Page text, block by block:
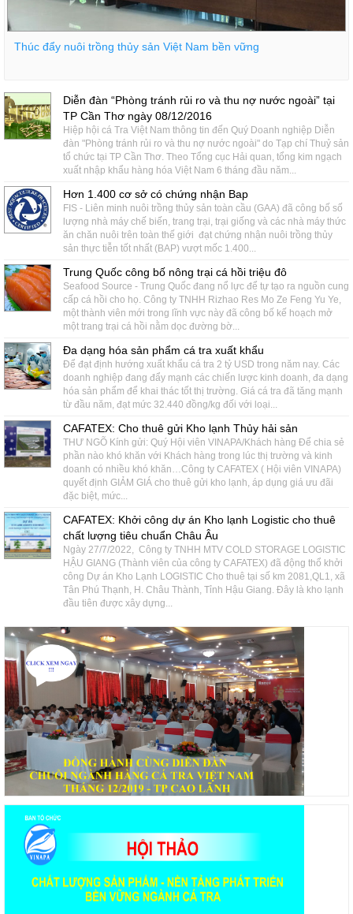
Thúc đẩy nuôi trồng thủy sản Việt Nam bền vững
Diễn đàn “Phòng tránh rủi ro và thu nợ nước ngoài” tại
TP Cần Thơ ngày 08/12/2016
Hiệp hội cá Tra Việt Nam thông tin đến Quý Doanh nghiệp Diễn
đàn "Phòng tránh rủi ro và thu nợ nước ngoài" do Tạp chí Thuỷ sản
tổ chức tại TP Cần Thơ. Theo Tổng cục Hải quan, tổng kim ngạch
xuất nhập khẩu hàng hóa Việt Nam 6 tháng đầu năm...
Hơn 1.400 cơ sở có chứng nhận Bap
FIS - Liên minh nuôi trồng thủy sản toàn cầu (GAA) đã công bố số
lượng nhà máy chế biến, trang trại, trại giống và các nhà máy thức
ăn chăn nuôi trên toàn thế giới đạt chứng nhận nuôi trồng thủy
sản thực tiễn tốt nhất (BAP) vượt mốc 1.400...
Trung Quốc công bố nông trại cá hồi triệu đô
Seafood Source - Trung Quốc đang nổ lực để tự tạo ra nguồn cung
cấp cá hồi cho họ. Công ty TNHH Rizhao Res Mo Ze Feng Yu Ye,
một thành viên mới trong lĩnh vực này đã công bố kế hoạch mở
một trang trại cá hồi nằm dọc đường bờ...
Đa dạng hóa sản phẩm cá tra xuất khẩu
Để đạt định hướng xuất khẩu cá tra 2 tỷ USD trong năm nay. Các
doanh nghiệp đang đẩy mạnh các chiến lược kinh doanh, đa dạng
hóa sản phẩm để khai thác tốt thị trường. Giá cá tra đã tăng mạnh
từ đầu năm, đạt mức 32.440 đồng/kg đối với loại...
CAFATEX: Cho thuê gửi Kho lạnh Thủy hải sản
THƯ NGÕ Kính gửi: Quý Hội viên VINAPA/Khách hàng Để chia sẻ
phần nào khó khăn với Khách hàng trong lúc thị trường và kinh
doanh có nhiều khó khăn…Công ty CAFATEX ( Hội viên VINAPA)
quyết định GIẢM GIÁ cho thuê gửi kho lạnh, áp dụng giá ưu đãi
đặc biệt, mức...
CAFATEX: Khởi công dự án Kho lạnh Logistic cho thuê
chất lượng tiêu chuẩn Châu Âu
Ngày 27/7/2022, Công ty TNHH MTV COLD STORAGE LOGISTIC
HẬU GIANG (Thành viên của công ty CAFATEX) đã động thổ khởi
công Dự án Kho Lạnh LOGISTIC Cho thuê tại số km 2081,QL1, xã
Tân Phú Thạnh, H. Châu Thành, Tỉnh Hậu Giang. Đây là kho lạnh
đầu tiên được xây dựng...